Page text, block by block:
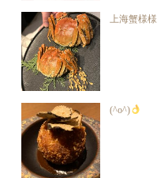
上海蟹様様
(^o^)